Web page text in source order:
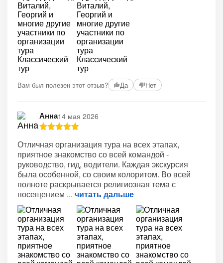
Вам был полезен этот отзыв? Да Нет
Анна14 мая 2026
Отличная организация тура на всех этапах,
приятное знакомство со всей командой -
руководство, гид, водители. Каждая экскурсия
была особенной, со своим колоритом. Во всей
полноте раскрывается религиозная тема с
посещением
читать дальше